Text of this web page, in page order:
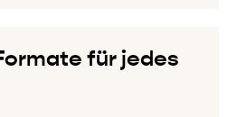
für jedes